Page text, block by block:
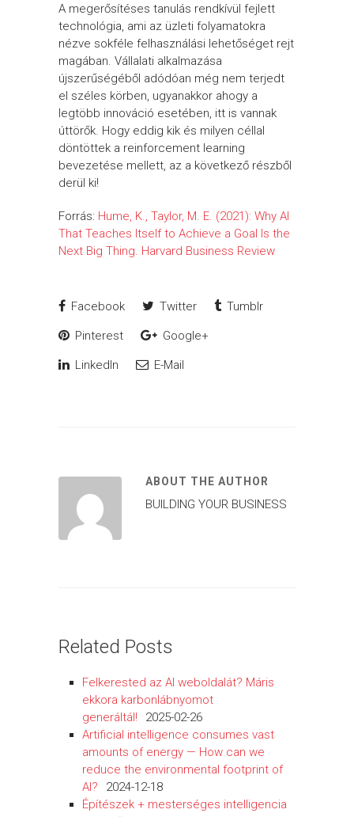
A megerősítéses tanulás rendkívül fejlett
technológia, ami az üzleti folyamatokra
nézve sokféle felhasználási lehetőséget rejt
magában. Vállalati alkalmazása
újszerűségéből adódóan még nem terjedt
el széles körben, ugyanakkor ahogy a
legtöbb innováció esetében, itt is vannak
úttörők. Hogy eddig kik és milyen céllal
döntöttek a reinforcement learning
bevezetése mellett, az a következő részből
derül ki!
Forrás: Hume, K., Taylor, M. E. (2021): Why AI
That Teaches Itself to Achieve a Goal Is the
Next Big Thing. Harvard Business Review
Facebook Twitter Tumblr
Pinterest Google+
LinkedIn E-Mail
ABOUT THE AUTHOR
BUILDING YOUR BUSINESS
Related Posts
Felkerested az AI weboldalát? Máris
ekkora karbonlábnyomot
generáltál!
2025-02-26
Artificial intelligence consumes vast
amounts of energy — How can we
reduce the environmental footprint of
AI?
2024-12-18
Építészek + mesterséges intelligencia